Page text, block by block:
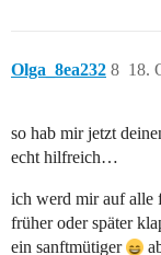
Olga_8ea232 18.
8
so hab mir jetzt
echt hilfreich…
ich werd mir auf alle
früher oder später
ein sanftmütiger